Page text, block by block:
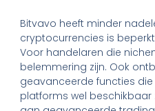
Bitvavo heeft minder
cryptocurrencies is
Voor handelaren die
belemmering zijn. Ook
geavanceerde functies
platforms wel beschikbaar